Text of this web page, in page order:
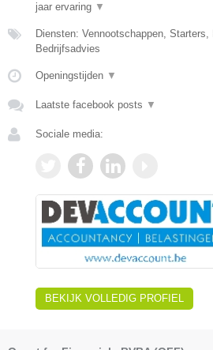
jaar ervaring ▼
Diensten: Vennootschappen,
Bedrijfsadvies
Openingstijden ▼
Laatste facebook posts ▼
Sociale media:
BEKIJK VOLLEDIG PROFIEL